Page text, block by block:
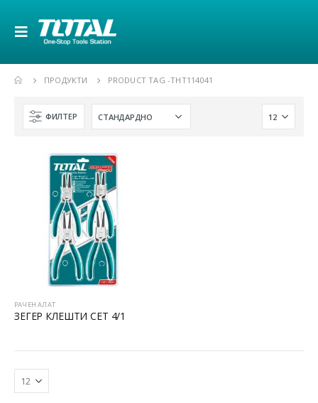
ПРОДУКТИ PRODUCT TAG -THT114041
ФИЛТЕР
РАЧЕН АЛАТ
ЗЕГЕР КЛЕШТИ СЕТ 4/1